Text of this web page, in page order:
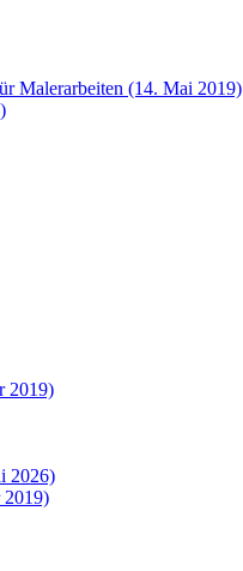
Malerarbeiten (14. Mai 2019)
2019)
2026)
2019)